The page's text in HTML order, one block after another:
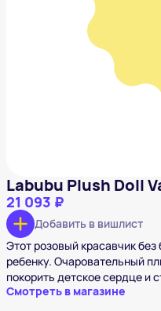
Labubu
Labubu Plush Doll
21 093 ₽
Добавить в вишлист
Этот розовый красавчик
ребенку. Очаровательный
покорить детское сердце
Смотреть в магазине